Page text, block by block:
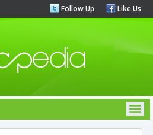
Follow Up Like Us